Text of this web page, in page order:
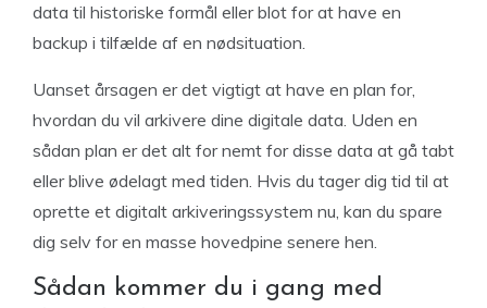
data til historiske formål eller blot for at have en
backup i tilfælde af en nødsituation.
Uanset årsagen er det vigtigt at have en plan for,
hvordan du vil arkivere dine digitale data. Uden en
sådan plan er det alt for nemt for disse data at gå tabt
eller blive ødelagt med tiden. Hvis du tager dig tid til at
oprette et digitalt arkiveringssystem nu, kan du spare
dig selv for en masse hovedpine senere hen.
Sådan kommer du i gang med